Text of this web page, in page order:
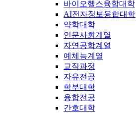
바이오헬스융합대학
AI전자정보융합대학
약학대학
인문사회계열
자연공학계열
예체능계열
교직과정
자유전공
학부대학
융합전공
간호대학